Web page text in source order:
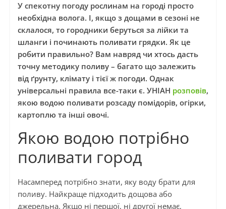
У спекотну погоду рослинам на городі просто
необхідна волога. І, якщо з дощами в сезоні не
склалося, то городники беруться за лійки та
шланги і починають поливати грядки. Як це
робити правильно? Вам навряд чи хтось дасть
точну методику поливу – багато що залежить
від ґрунту, клімату і тієї ж погоди. Однак
універсальні правила все-таки є. УНІАН розповів,
якою водою поливати розсаду помідорів, огірки,
картоплю та інші овочі.
Якою водою потрібно
поливати город
Насамперед потрібно знати, яку воду брати для
поливу. Найкраще підходить дощова або
джерельна. Якщо ні першої, ні другої немає,